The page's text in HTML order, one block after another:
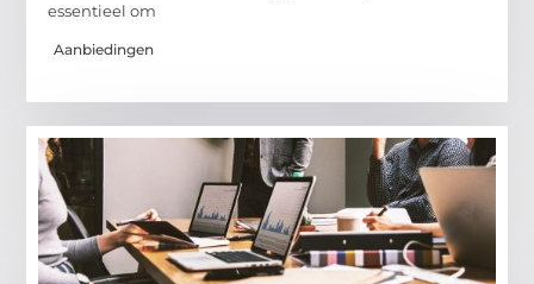
essentieel om
Aanbiedingen